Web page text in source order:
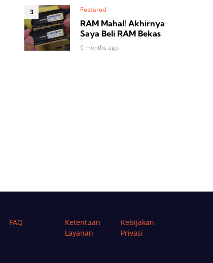
Featured
RAM Mahal! Akhirnya
Saya Beli RAM Bekas
6 months ago
FAQ
Ketentuan
Layanan
Kebijakan
Privasi